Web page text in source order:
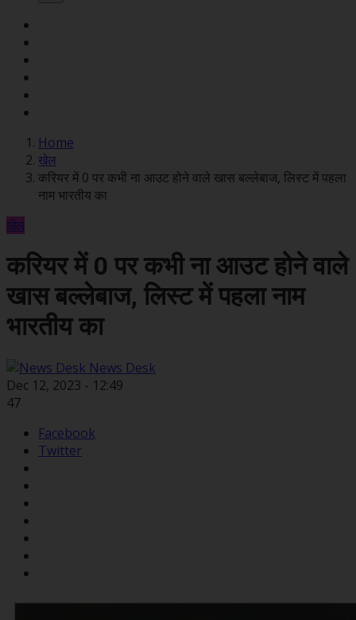
Home
खेल
करियर में 0 पर कभी ना आउट होने वाले खास बल्लेबाज, लिस्ट में पहला
नाम भारतीय का
खेल
करियर में 0 पर कभी ना आउट होने वाले
खास बल्लेबाज, लिस्ट में पहला नाम
भारतीय का
News Desk
Dec 12, 2023 - 12:49
47
Facebook
Twitter